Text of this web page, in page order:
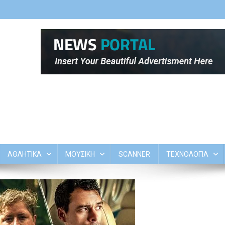
ΑΘΛΗΤΙΚΑ ΜΟΥΣΙΚΗ SCANNER ΤΕΧΝΟΛΟΓΙΑ